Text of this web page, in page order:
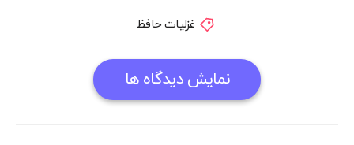
غزلیات حافظ
نمایش دیدگاه ها